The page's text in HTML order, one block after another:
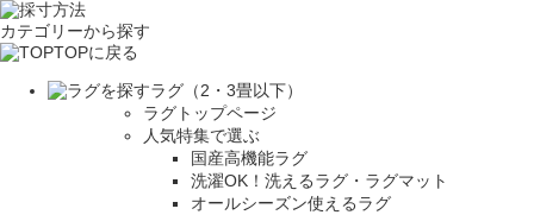
カテゴリーから探す
TOPに戻る
ラグ（2・3畳以下）
ラグトップページ
人気特集で選ぶ
国産高機能ラグ
洗濯OK！洗えるラグ・ラグマット
オールシーズン使えるラグ